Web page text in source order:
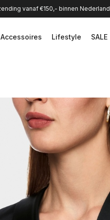
vanaf €150,- binnen Nederland
Accessoires Lifestyle SALE